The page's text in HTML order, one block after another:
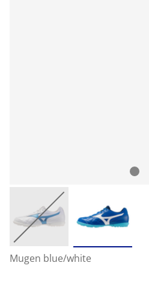
Mugen blue/white